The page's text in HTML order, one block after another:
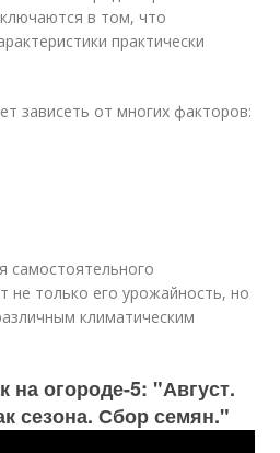
в том, что
практически
зависеть от многих факторов:
самостоятельного
не только его урожайность, но
климатическим
на огороде-5: "Август.
сезона. Сбор семян."